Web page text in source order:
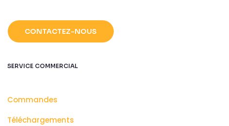
CONTACTEZ-NOUS
SERVICE COMMERCIAL
Commandes
Téléchargements